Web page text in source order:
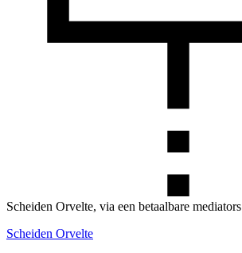
Scheiden Orvelte, via een betaalbare mediators
Scheiden Orvelte